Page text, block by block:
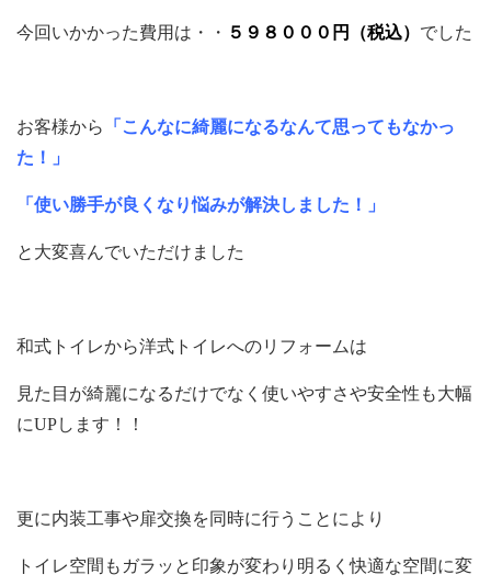
今回いかかった費用は・・ ５９８０００円（税込） でした
お客様から
「こんなに綺麗になるなんて思ってもなかっ
た！」
「使い勝手が良くなり悩みが解決しました！」
と大変喜んでいただけました
和式トイレから洋式トイレへのリフォームは
見た目が綺麗になるだけでなく使いやすさや安全性も大幅
にUPします！！
更に内装工事や扉交換を同時に行うことにより
トイレ空間もガラッと印象が変わり明るく快適な空間に変